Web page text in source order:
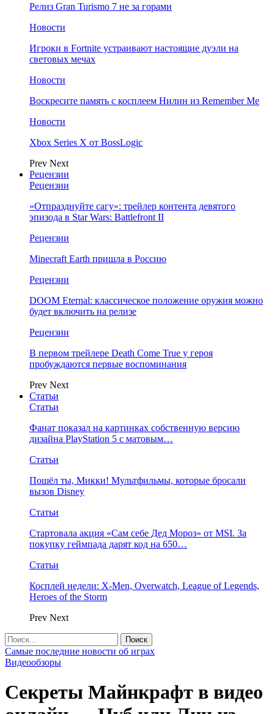
Релиз Gran Turismo 7 не за горами
Новости
Игроки в Fortnite устраивают настоящие дуэли на
световых мечах
Новости
Воскресите память с косплеем Нилин из Remember Me
Новости
Xbox Series X от BossLogic
Prev Next
Рецензии
Рецензии
«Отпразднуйте сагу»: трейлер контента девятого
эпизода в Star Wars: Battlefront II
Рецензии
Minecraft Earth пришла в Россию
Рецензии
DOOM Eternal: классическое положение оружия можно
будет включить на релизе
Рецензии
В первом трейлере Death Come True у героя
пробуждаются первые воспоминания
Prev Next
Статьи
Статьи
Фанат показал на картинках собственную версию
дизайна PlayStation 5 с матовым…
Статьи
Пошёл ты, Микки! Мультфильмы, которые бросали
вызов Disney
Статьи
Стартовала акция «Сам себе Дед Мороз» от MSI. За
покупку геймпада дарят код на 650…
Статьи
Косплей недели: X-Men, Overwatch, League of Legends,
Heroes of the Storm
Prev Next
Самые последние новости об играх
Видеообзоры
Секреты Майнкрафт в видео